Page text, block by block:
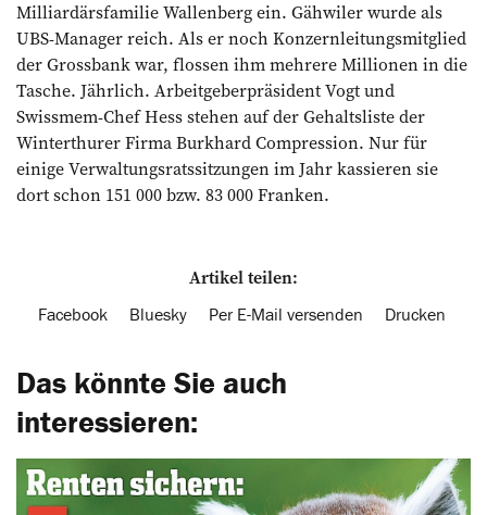
Milliardärsfamilie Wallenberg ein. Gähwiler wurde als
UBS-Manager reich. Als er noch Konzernleitungsmitglied
der Grossbank war, flossen ihm mehrere Millionen in die
Tasche. Jährlich. Arbeitgeberpräsident Vogt und
Swissmem-Chef Hess stehen auf der Gehaltsliste der
Winterthurer Firma Burkhard Compression. Nur für
einige Verwaltungsratssitzungen im Jahr kassieren sie
dort schon 151 000 bzw. 83 000 Franken.
Artikel teilen:
Facebook Bluesky Per E-Mail versenden Drucken
Das könnte Sie auch
interessieren: